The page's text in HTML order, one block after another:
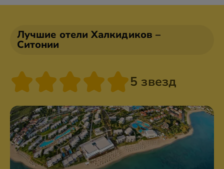
Александруполис
Аттика
Афины
Волос
Лучшие отели Халкидиков –
Ситонии
5 звезд